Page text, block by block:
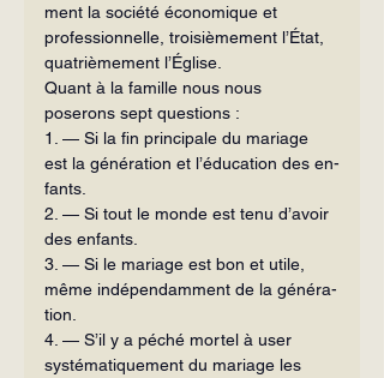
ment la société économique et
professionnelle, troisièmement l’État,
quatrième­ment l’Église.
Quant à la famille nous nous
poserons sept questions :
1. — Si la fin principale du mariage
est la génération et l’éducation des en­
fants.
2. — Si tout le monde est tenu d’avoir
des enfants.
3. — Si le mariage est bon et utile,
même indépendamment de la généra­
tion.
4. — S’il y a péché mortel à user
systématiquement du mariage les